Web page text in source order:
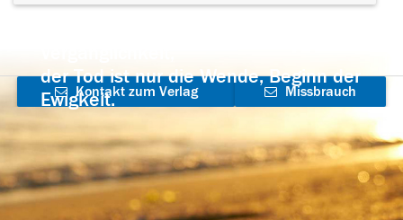
der Tod ist nur die Wende, Beginn der
Ewigkeit.
Kontakt zum Verlag
aufnehmen
Missbrauch